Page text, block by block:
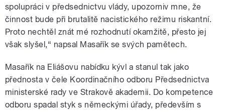
spolupráci v předsednictvu vlády, upozorniv mne, že
činnost bude při brutalitě nacistického režimu riskantní.
Proto nechtěl znát mé rozhodnutí okamžitě, přesto jej
však slyšel,“ napsal Masařík se svých pamětech.
Masařík na Eliášovu nabídku kývl a stanul tak jako
přednosta v čele Koordinačního odboru Předsednictva
ministerské rady ve Strakově akademii. Do kompetence
odboru spadal styk s německými úřady, především s